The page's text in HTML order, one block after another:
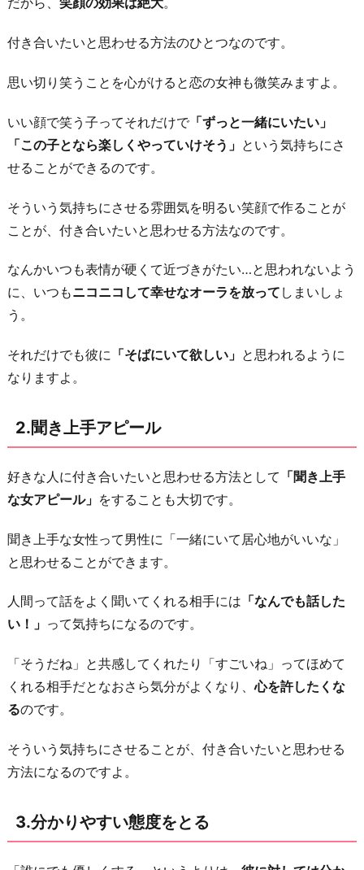
い
態
を
る
4.
素
分
を
見
5.
こ
め
に
L
I
E
を
る
6.
さ
り
げ
く
ボ
ィ
タ
ッ
付き合いたいと思わせる方法のひとつなのです。
思い切り笑うことを心がけると恋の女神も微笑みますよ。
いい顔で笑う子ってそれだけで「ずっと一緒にいたい」
「この子となら楽しくやっていけそう」 という気持ちにさ
せることができるのです。
そういう気持ちにさせる雰囲気を明るい笑顔で作ることが
ことが、付き合いたいと思わせる方法なのです。
なんかいつも表情が硬くて近づきがたい…と思われないよう
に、いつもニコニコして幸せなオーラを放って しまいしょ
う。
それだけでも彼に 「そばにいて欲しい」 と思われるように
なりますよ。
2.聞き上手アピール
好きな人に付き合いたいと思わせる方法として 「聞き上手
な女アピール」 をすることも大切です。
聞き上手な女性って男性に「一緒にいて居心地がいいな」
と思わせることができます。
人間って話をよく聞いてくれる相手には 「なんでも話した
い！」 って気持ちになるのです。
「そうだね」と共感してくれたり「すごいね」ってほめて
くれる相手だとなおさら気分がよくなり、心を許したくな
るのです。
そういう気持ちにさせることが、付き合いたいと思わせる
方法になるのですよ。
3.分かりやすい態度をとる